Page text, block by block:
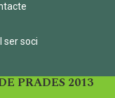
ser soci
PRADES 2013